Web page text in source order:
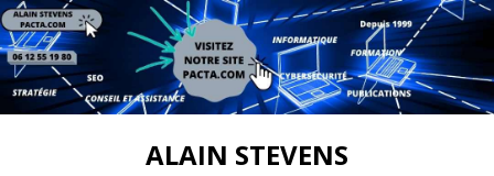
ALAIN STEVENS